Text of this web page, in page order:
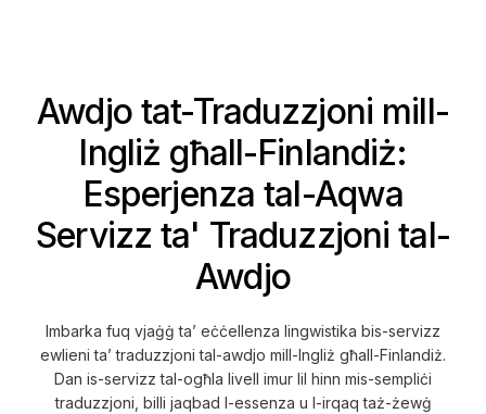
Awdjo tat-Traduzzjoni mill-
Ingliż għall-Finlandiż:
Esperjenza tal-Aqwa
Servizz ta' Traduzzjoni tal-
Awdjo
Imbarka fuq vjaġġ ta’ eċċellenza lingwistika bis-servizz
ewlieni ta’ traduzzjoni tal-awdjo mill-Ingliż għall-Finlandiż.
Dan is-servizz tal-ogħla livell imur lil hinn mis-sempliċi
traduzzjoni, billi jaqbad l-essenza u l-irqaq taż-żewġ